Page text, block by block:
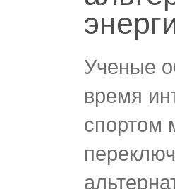
Ученые
время
спортом